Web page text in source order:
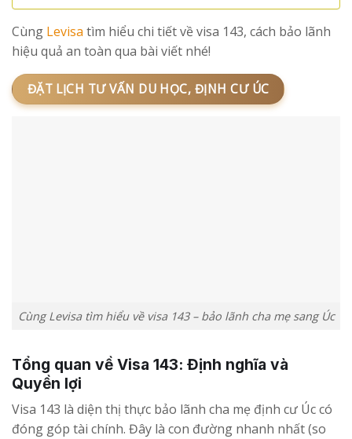
Cùng Levisa tìm hiểu chi tiết về visa 143, cách bảo lãnh
hiệu quả an toàn qua bài viết nhé!
ĐẶT LỊCH TƯ VẤN DU HỌC, ĐỊNH CƯ ÚC
Cùng Levisa tìm hiểu về visa 143 – bảo lãnh cha mẹ sang Úc
Tổng quan về Visa 143: Định nghĩa và
Quyền lợi
Visa 143 là diện thị thực bảo lãnh cha mẹ định cư Úc có
đóng góp tài chính. Đây là con đường nhanh nhất (so